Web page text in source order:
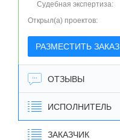
Судебная экспертиза:
Открыл(а) проектов:
РАЗМЕСТИТЬ ЗАКАЗ
ОТЗЫВЫ
ИСПОЛНИТЕЛЬ
ЗАКАЗЧИК